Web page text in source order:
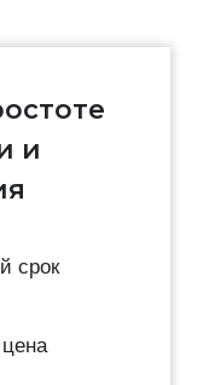
и
срок